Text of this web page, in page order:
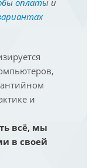
оплатыи
и
всё, мы
в своей